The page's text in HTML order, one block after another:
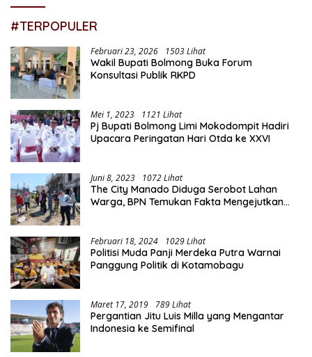
#TERPOPULER
Februari 23, 2026 1503 Lihat
Wakil Bupati Bolmong Buka Forum
Konsultasi Publik RKPD
Mei 1, 2023 1121 Lihat
Pj Bupati Bolmong Limi Mokodompit Hadiri
Upacara Peringatan Hari Otda ke XXVI
Juni 8, 2023 1072 Lihat
The City Manado Diduga Serobot Lahan
Warga, BPN Temukan Fakta Mengejutkan
Februari 18, 2024 1029 Lihat
Politisi Muda Panji Merdeka Putra Warnai
Panggung Politik di Kotamobagu
Maret 17, 2019 789 Lihat
Pergantian Jitu Luis Milla yang Mengantar
Indonesia ke Semifinal